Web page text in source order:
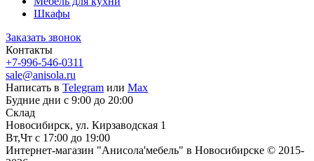
Шкафы
Заказать звонок
Контакты
+7-996-546-0311
sale@anisola.ru
Написать в Telegram или Max
Будние дни с 9:00 до 20:00
Склад
Новосибирск, ул. Кирзаводская 1
Вт,Чт с 17:00 до 19:00
Интернет-магазин "Анисола'мебель" в Новосибирске © 2015-